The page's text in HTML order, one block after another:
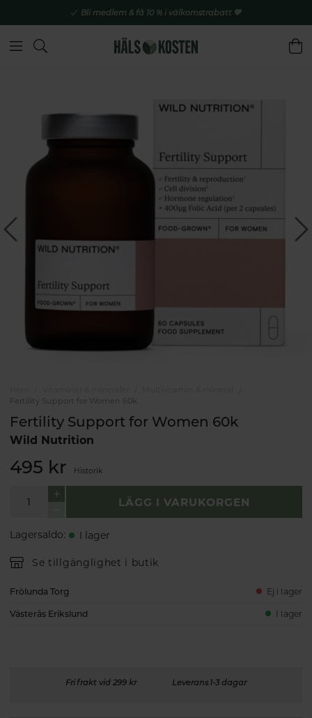
Bli medlem & få 10 % i välkomstrabatt 💚
Fertility Support for Women 60k
Fertility Support for Women 60k
Wild Nutrition
495 kr Historik
LÄGG I VARUKORGEN
Lagersaldo: I lager
Se tillgänglighet i butik
Frölunda Torg Ej i lager
Västerås Erikslund I lager
Fri frakt vid 299 kr Leverans 1-3 dagar